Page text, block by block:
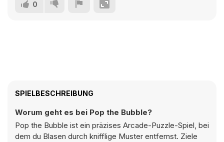
0
SPIELBESCHREIBUNG
Worum geht es bei Pop the Bubble?
Pop the Bubble ist ein präzises Arcade-Puzzle-Spiel, bei
dem du Blasen durch knifflige Muster entfernst. Ziele